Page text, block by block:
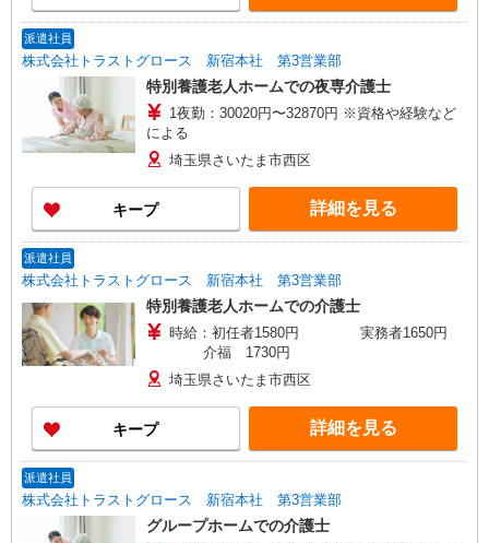
派遣社員
株式会社トラストグロース 新宿本社 第3営業部
特別養護老人ホームでの夜専介護士
1夜勤：30020円〜32870円 ※資格や経験など
による
埼玉県さいたま市西区
キープ 詳細を見る
派遣社員
株式会社トラストグロース 新宿本社 第3営業部
特別養護老人ホームでの介護士
時給：初任者1580円 実務者1650円
介福 1730円
埼玉県さいたま市西区
キープ 詳細を見る
派遣社員
株式会社トラストグロース 新宿本社 第3営業部
グループホームでの介護士